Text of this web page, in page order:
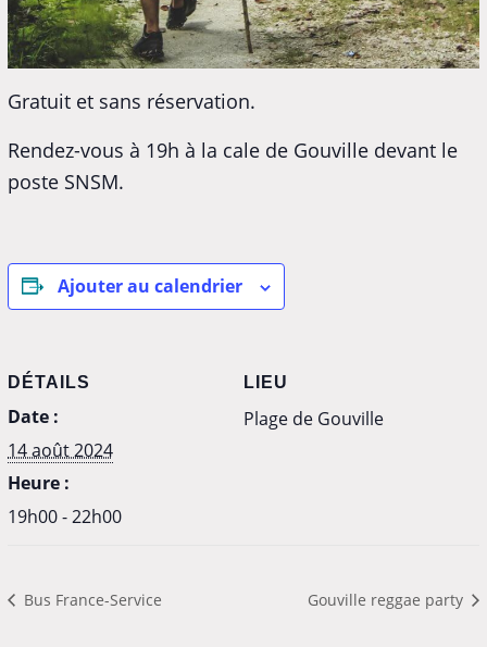
Gratuit et sans réservation.
Rendez-vous à 19h à la cale de Gouville devant le
poste SNSM.
Ajouter au calendrier
DÉTAILS
Date :
14 août 2024
Heure :
19h00 - 22h00
LIEU
Plage de Gouville
Bus France-Service Gouville reggae party